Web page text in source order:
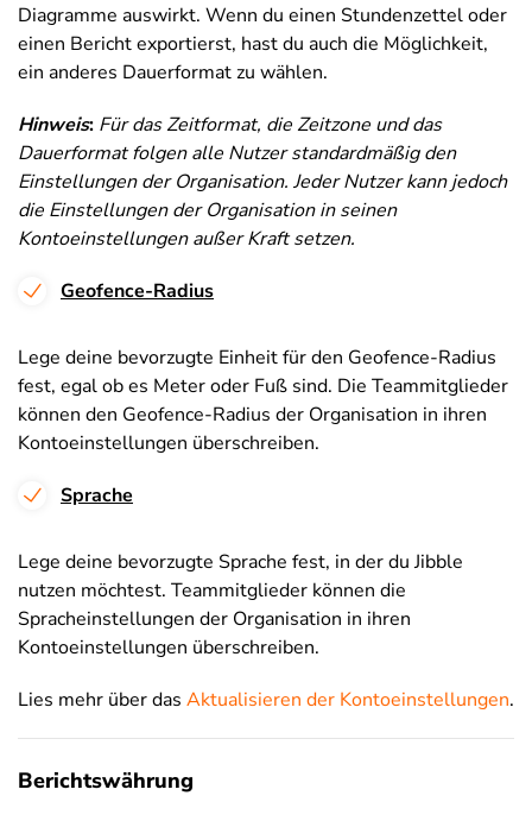
Diagramme auswirkt. Wenn du einen Stundenzettel oder
einen Bericht exportierst, hast du auch die Möglichkeit,
ein anderes Dauerformat zu wählen.
Hinweis: Für das Zeitformat, die Zeitzone und das
Dauerformat folgen alle Nutzer standardmäßig den
Einstellungen der Organisation. Jeder Nutzer kann jedoch
die Einstellungen der Organisation in seinen
Kontoeinstellungen außer Kraft setzen.
Geofence-Radius
Lege deine bevorzugte Einheit für den Geofence-Radius
fest, egal ob es Meter oder Fuß sind. Die Teammitglieder
können den Geofence-Radius der Organisation in ihren
Kontoeinstellungen überschreiben.
Sprache
Lege deine bevorzugte Sprache fest, in der du Jibble
nutzen möchtest. Teammitglieder können die
Spracheinstellungen der Organisation in ihren
Kontoeinstellungen überschreiben.
Lies mehr über das Aktualisieren der Kontoeinstellungen.
Berichtswährung